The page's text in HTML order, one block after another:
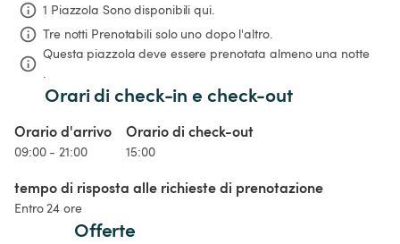
1 Piazzola Sono disponibili qui.
Tre notti Prenotabili solo uno dopo l'altro.
Questa piazzola deve essere prenotata almeno una notte
.
Orari di check-in e check-out
Orario d'arrivo
09:00 - 21:00
Orario di check-out
15:00
tempo di risposta alle richieste di prenotazione
Entro 24 ore
Offerte